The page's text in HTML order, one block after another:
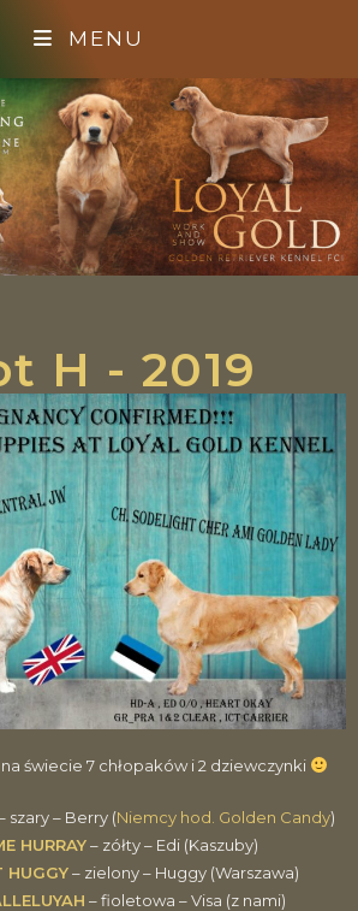
MENU
H - 2019
świecie 7 chłopaków i 2 dziewczynki
szary – Berry (Niemcy hod. Golden Candy)
HURRAY– zółty – Edi (Kaszuby)
HUGGY– zielony – Huggy (Warszawa)
– fioletowa – Visa (z nami)